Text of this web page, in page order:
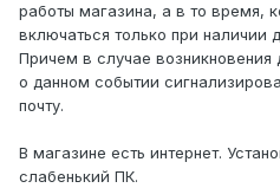
работы магазина, а в то время,
включаться только при наличии
Причем в случае
о данном событии
почту.
В магазине есть интернет.
слабенький ПК.